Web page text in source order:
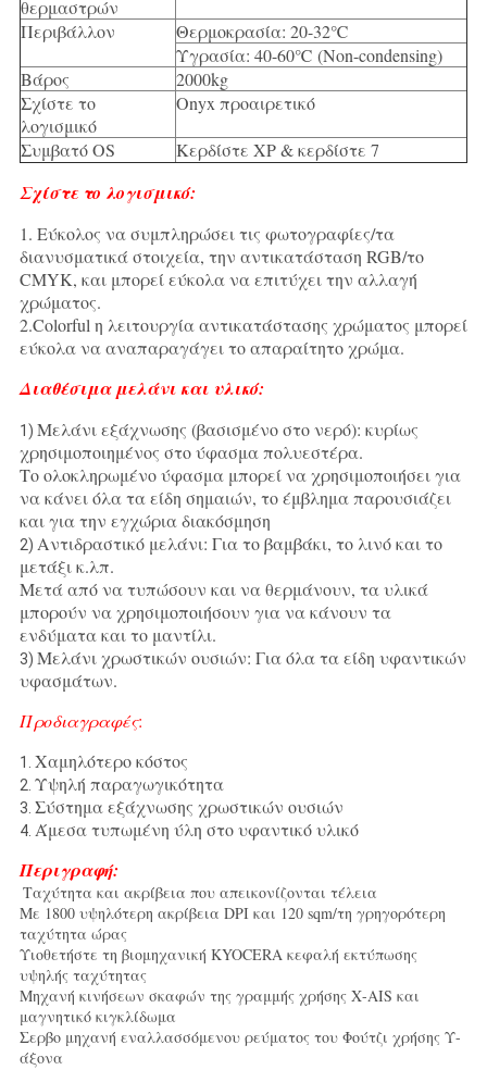
θερμαστρών
Περιβάλλον
Θερμοκρασία: 20-32℃
Υγρασία: 40-60℃ (Non-condensing)
Βάρος
2000kg
Σχίστε το
λογισμικό
Onyx προαιρετικό
Συμβατό OS Κερδίστε XP & κερδίστε 7
Σχίστε το λογισμικό:
1. Εύκολος να συμπληρώσει τις φωτογραφίες/τα
διανυσματικά στοιχεία, την αντικατάσταση RGB/το
CMYK, και μπορεί εύκολα να επιτύχει την αλλαγή
χρώματος.
2.Colorful η λειτουργία αντικατάστασης χρώματος μπορεί
εύκολα να αναπαραγάγει το απαραίτητο χρώμα.
Διαθέσιμα μελάνι και υλικό:
1) Μελάνι εξάχνωσης (βασισμένο στο νερό): κυρίως
χρησιμοποιημένος στο ύφασμα πολυεστέρα.
Το ολοκληρωμένο ύφασμα μπορεί να χρησιμοποιήσει για
να κάνει όλα τα είδη σημαιών, το έμβλημα παρουσιάζει
και για την εγχώρια διακόσμηση
2) Αντιδραστικό μελάνι: Για το βαμβάκι, το λινό και το
μετάξι κ.λπ.
Μετά από να τυπώσουν και να θερμάνουν, τα υλικά
μπορούν να χρησιμοποιήσουν για να κάνουν τα
ενδύματα και το μαντίλι.
3) Μελάνι χρωστικών ουσιών: Για όλα τα είδη υφαντικών
υφασμάτων.
Προδιαγραφές:
1. Χαμηλότερο κόστος
2. Υψηλή παραγωγικότητα
3. Σύστημα εξάχνωσης χρωστικών ουσιών
4. Άμεσα τυπωμένη ύλη στο υφαντικό υλικό
Περιγραφή:
Ταχύτητα και ακρίβεια που απεικονίζονται τέλεια
Με 1800 υψηλότερη ακρίβεια DPI και 120 sqm/τη γρηγορότερη
ταχύτητα ώρας
Υιοθετήστε τη βιομηχανική KYOCERA κεφαλή εκτύπωσης
υψηλής ταχύτητας
Μηχανή κινήσεων σκαφών της γραμμής χρήσης Χ-AIS και
μαγνητικό κιγκλίδωμα
Σερβο μηχανή εναλλασσόμενου ρεύματος του Φούτζι χρήσης Υ-
άξονα